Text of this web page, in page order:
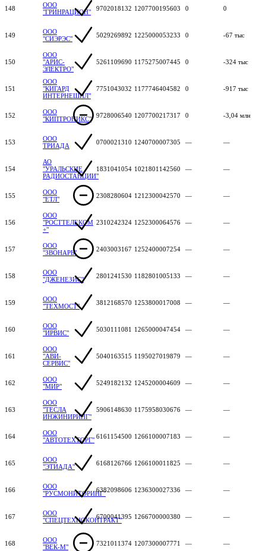
148
ООО
"ГРИНРАЦИОН"
9702018132 1207700195603 0 0
149
ООО
"СИЭРЭС"
5029269892 1225000053233 0 -67 тыс
150
ООО
"АРИС-
ЭЛЕКТРО"
5261109690 1175275007445 0 -324 тыс
151
ООО
"КИГАРД
ИНТЕРНЕШНЛ"
7751043032 1177746404582 0 -917 тыс
152
ООО
"КИПТРОНИКС"
9728006540 1207700217317 0 -3,04 млн
153
ООО
ТРИАДА
0700021310 1240700007305 — —
154
АО
"УРАЛЬСКИЕ
РАДИОСТАНЦИИ"
1831041054 1021801142560 — —
155
ООО
"ЕТЛ"
2308280604 1212300042570 — —
156
ООО
"РОСТТЕЛЕКОМ
+"
2310242324 1252300064576 — —
157
ООО
"ЗВОНАРЬ"
2403003167 1252400007254 — —
158
ООО
"ДЖЕНЕЗИС"
2801241530 1182801005133 — —
159
ООО
"ТЕХМОСТ"
3812168570 1253800017008 — —
160
ООО
"ИРВИС"
5030111081 1265000047454 — —
161
ООО
"АВИ-
СЕРВИС"
5040163515 1195027019879 — —
162
ООО
"МИР"
5249182132 1245200004609 — —
163
ООО
"ТЕСЛА
ИНЖИНИРИНГ"
5906148630 1175958030676 — —
164
ООО
"АВТОТЕХТОРГ" 6161154500 1266100007183 — —
165
ООО
"ЭТИАДА"
6168126766 1266100011825 — —
166
ООО
"РУСМОНИТОРИНГ"6382098606 1236300027336 — —
167
ООО
"СПЕЦТЕХНОКОНТРАКТ"
6700041395 1266700000380 — —
168
ООО
"ВЕК-М"
7321011374 1207300007771 — —